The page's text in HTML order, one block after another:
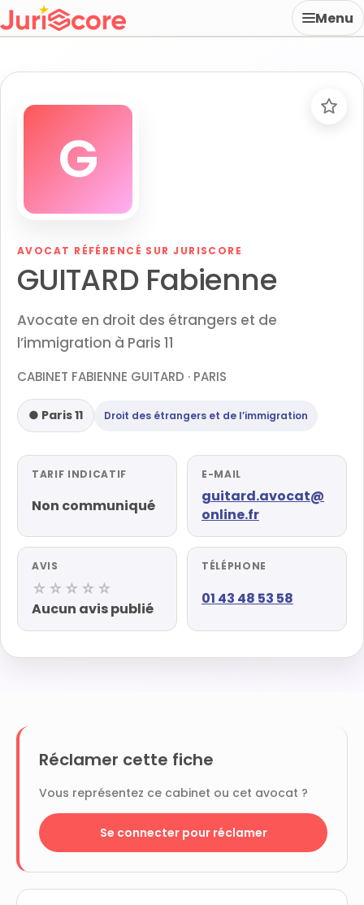
Menu
G
AVOCAT RÉFÉRENCÉ SUR JURISCORE
GUITARD Fabienne
Avocate en droit des étrangers et de
l’immigration à Paris 11
CABINET FABIENNE GUITARD · PARIS
● Paris 11 Droit des étrangers et de l’immigration
TARIF INDICATIF
Non communiqué
E-MAIL
guitard.avocat@
online.fr
AVIS
☆☆☆☆☆
Aucun avis publié
TÉLÉPHONE
01 43 48 53 58
Réclamer cette fiche
Vous représentez ce cabinet ou cet avocat ?
Se connecter pour réclamer